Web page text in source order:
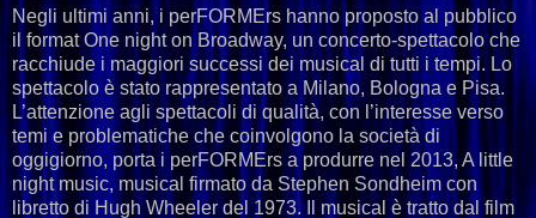
Negli ultimi anni, i perFORMErs hanno proposto al pubblico
il format One night on Broadway, un concerto-spettacolo che
racchiude i maggiori successi dei musical di tutti i tempi. Lo
spettacolo è stato rappresentato a Milano, Bologna e Pisa.
L’attenzione agli spettacoli di qualità, con l’interesse verso
temi e problematiche che coinvolgono la società di
oggigiorno, porta i perFORMErs a produrre nel 2013, A little
night music, musical firmato da Stephen Sondheim con
libretto di Hugh Wheeler del 1973. Il musical è tratto dal film